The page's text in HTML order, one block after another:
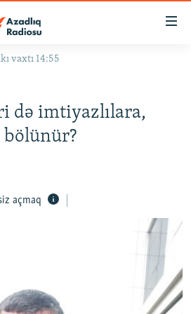
vaxtı 14:55
də imtiyazlılara,
bölünür?
açmaq